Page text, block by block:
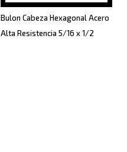
Bulon Cabeza Hexagonal Acero
Alta Resistencia 5/16 x 1/2